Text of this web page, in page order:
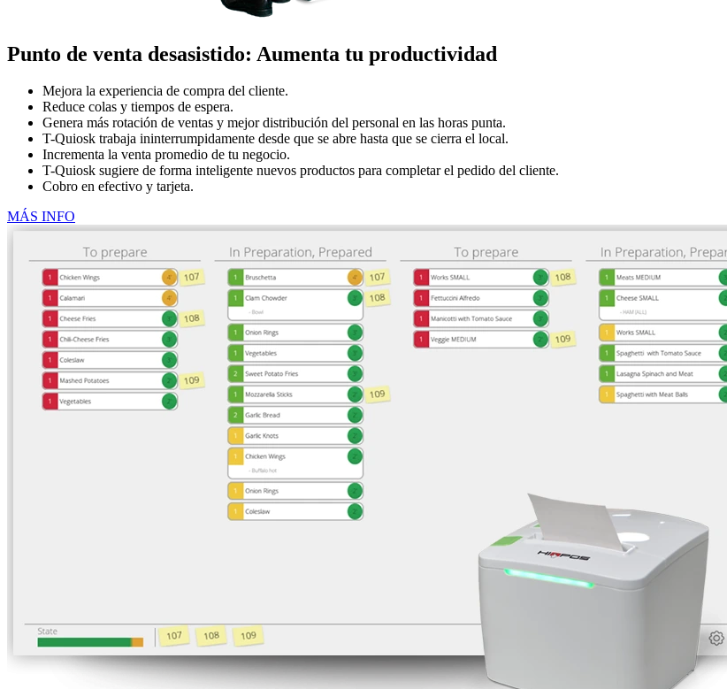
Punto de venta desasistido: Aumenta tu productividad
Mejora la experiencia de compra del cliente.
Reduce colas y tiempos de espera.
Genera más rotación de ventas y mejor distribución del personal en las horas punta.
T-Quiosk trabaja ininterrumpidamente desde que se abre hasta que se cierra el local.
Incrementa la venta promedio de tu negocio.
T-Quiosk sugiere de forma inteligente nuevos productos para completar el pedido del cliente.
Cobro en efectivo y tarjeta.
MÁS INFO